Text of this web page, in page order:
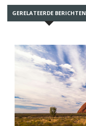
GERELATEERDE BERICHTEN